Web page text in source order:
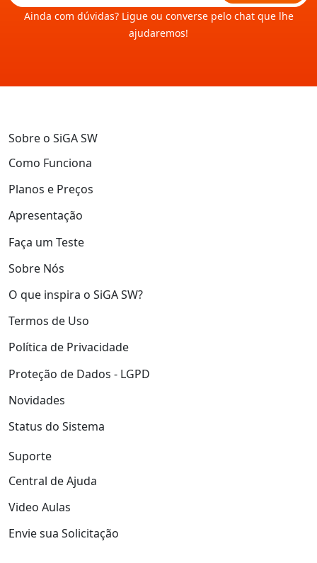
Ainda com dúvidas? Ligue ou converse pelo chat que lhe
ajudaremos!
Sobre o SiGA SW
Como Funciona
Planos e Preços
Apresentação
Faça um Teste
Sobre Nós
O que inspira o SiGA SW?
Termos de Uso
Política de Privacidade
Proteção de Dados - LGPD
Novidades
Status do Sistema
Suporte
Central de Ajuda
Video Aulas
Envie sua Solicitação